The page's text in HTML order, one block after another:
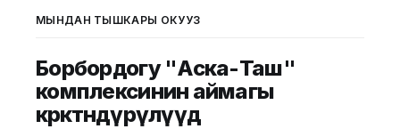
МЫНДАН ТЫШКАРЫ ОКУҢУЗ
Борбордогу "Аска-Таш"
комплексинин аймагы
көрктөндүрүлүүдө